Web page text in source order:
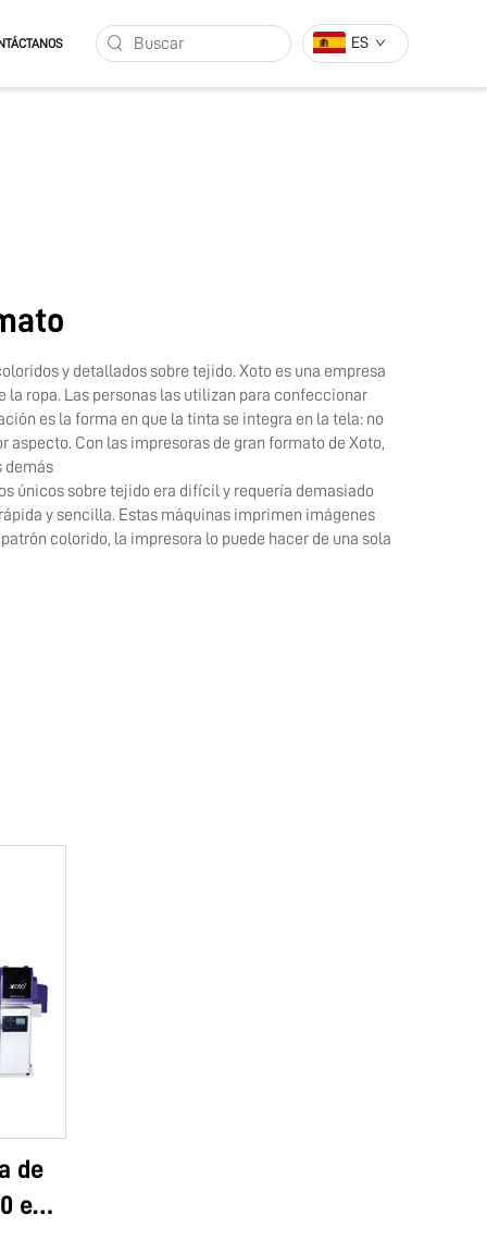
ES
y detallados sobre tejido. Xoto es una empresa
ropa. Las personas las utilizan para confeccionar
es la forma en que la tinta se integra en la tela: no
Con las impresoras de gran formato de Xoto,
demás
únicos sobre tejido era difícil y requería demasiado
y sencilla. Estas máquinas imprimen imágenes
colorido, la impresora lo puede hacer de una sola
de
e